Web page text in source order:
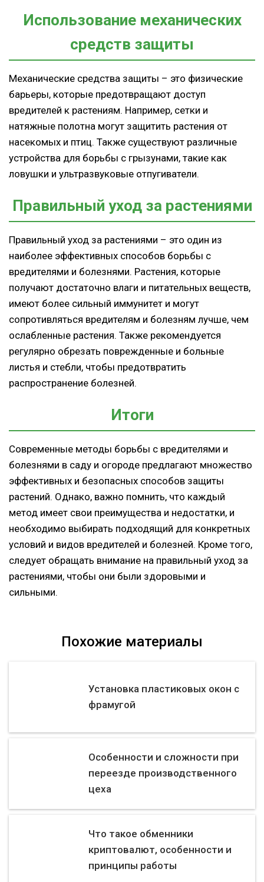
Использование механических
средств защиты
Механические средства защиты – это физические
барьеры, которые предотвращают доступ
вредителей к растениям. Например, сетки и
натяжные полотна могут защитить растения от
насекомых и птиц. Также существуют различные
устройства для борьбы с грызунами, такие как
ловушки и ультразвуковые отпугиватели.
Правильный уход за растениями
Правильный уход за растениями – это один из
наиболее эффективных способов борьбы с
вредителями и болезнями. Растения, которые
получают достаточно влаги и питательных веществ,
имеют более сильный иммунитет и могут
сопротивляться вредителям и болезням лучше, чем
ослабленные растения. Также рекомендуется
регулярно обрезать поврежденные и больные
листья и стебли, чтобы предотвратить
распространение болезней.
Итоги
Современные методы борьбы с вредителями и
болезнями в саду и огороде предлагают множество
эффективных и безопасных способов защиты
растений. Однако, важно помнить, что каждый
метод имеет свои преимущества и недостатки, и
необходимо выбирать подходящий для конкретных
условий и видов вредителей и болезней. Кроме того,
следует обращать внимание на правильный уход за
растениями, чтобы они были здоровыми и
сильными.
Похожие материалы
Установка пластиковых окон с
фрамугой
Особенности и сложности при
переезде производственного
цеха
Что такое обменники
криптовалют, особенности и
принципы работы